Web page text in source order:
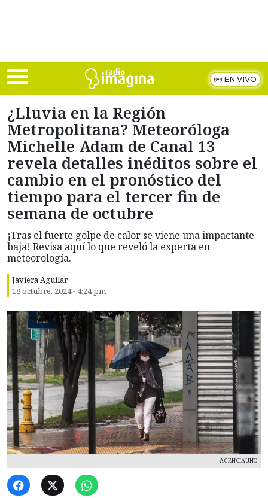
EN VIVO
¿Lluvia en la Región
Metropolitana? Meteoróloga
Michelle Adam de Canal 13
revela detalles inéditos sobre el
cambio en el pronóstico del
tiempo para el tercer fin de
semana de octubre
¡Tras el fuerte golpe de calor se viene una impactante
baja! Revisa aquí lo que reveló la experta en
meteorología.
Javiera Aguilar
18 octubre, 2024 - 4:24 pm
AGENCIAUNO